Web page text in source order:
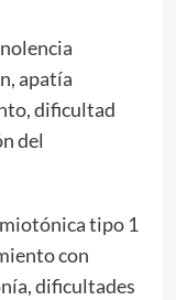
apatía
dificultad
del
tipo 1
con
dificultades